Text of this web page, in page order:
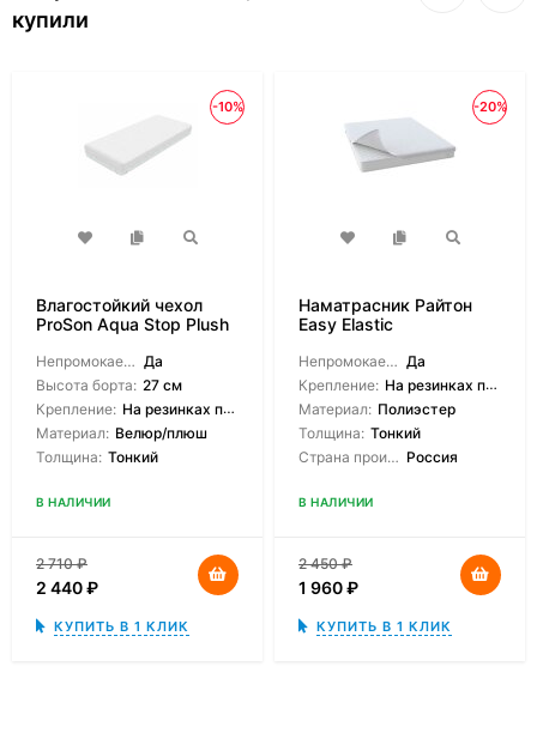
купили
-10%
Влагостойкий чехол
ProSon Aqua Stop Plush
Непромокаемый: Да
Высота борта: 27 см
Крепление: На резинках по углам
Материал: Велюр/плюш
Толщина: Тонкий
В НАЛИЧИИ
2 710₽
2 440₽
КУПИТЬ В 1 КЛИК
-20%
Наматрасник Райтон
Easy Elastic
Непромокаемый: Да
Крепление: На резинках по углам
Материал: Полиэстер
Толщина: Тонкий
Страна производитель: Россия
В НАЛИЧИИ
2 450₽
1 960₽
КУПИТЬ В 1 КЛИК